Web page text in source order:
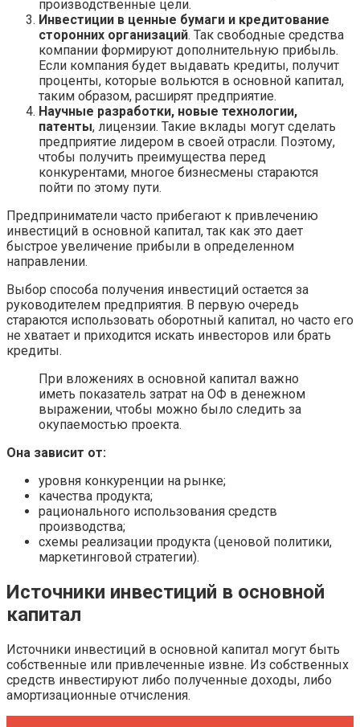
производственные цели.
Инвестиции в ценные бумаги и кредитование
сторонних организаций. Так свободные средства
компании формируют дополнительную прибыль.
Если компания будет выдавать кредиты, получит
проценты, которые вольются в основной капитал,
таким образом, расширят предприятие.
Научные разработки, новые технологии,
патенты, лицензии. Такие вклады могут сделать
предприятие лидером в своей отрасли. Поэтому,
чтобы получить преимущества перед
конкурентами, многое бизнесмены стараются
пойти по этому пути.
Предприниматели часто прибегают к привлечению
инвестиций в основной капитал, так как это дает
быстрое увеличение прибыли в определенном
направлении.
Выбор способа получения инвестиций остается за
руководителем предприятия. В первую очередь
стараются использовать оборотный капитал, но часто его
не хватает и приходится искать инвесторов или брать
кредиты.
При вложениях в основной капитал важно
иметь показатель затрат на ОФ в денежном
выражении, чтобы можно было следить за
окупаемостью проекта.
Она зависит от:
уровня конкуренции на рынке;
качества продукта;
рационального использования средств
производства;
схемы реализации продукта (ценовой политики,
маркетинговой стратегии).
Источники инвестиций в основной
капитал
Источники инвестиций в основной капитал могут быть
собственные или привлеченные извне. Из собственных
средств инвестируют либо полученные доходы, либо
амортизационные отчисления.